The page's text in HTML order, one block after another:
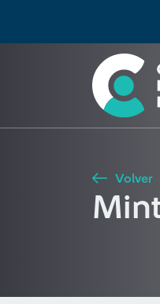
Seleccione país
Buscar
Volver